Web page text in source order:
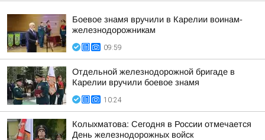
Боевое знамя вручили в Карелии воинам-
железнодорожникам
09:59
Отдельной железнодорожной бригаде в
Карелии вручили боевое знамя
10:24
Колыхматова: Сегодня в России отмечается
День железнодорожных войск